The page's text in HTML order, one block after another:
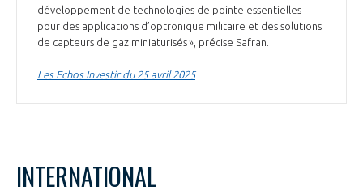
développement de technologies de pointe essentielles
pour des applications d’optronique militaire et des solutions
de capteurs de gaz miniaturisés », précise Safran.
Les Echos Investir du 25 avril 2025
INTERNATIONAL